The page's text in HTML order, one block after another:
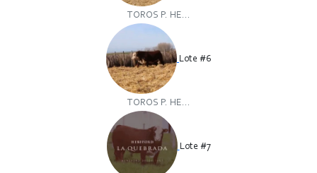
TOROS P. HE...
Lote #6
TOROS P. HE...
Lote #7